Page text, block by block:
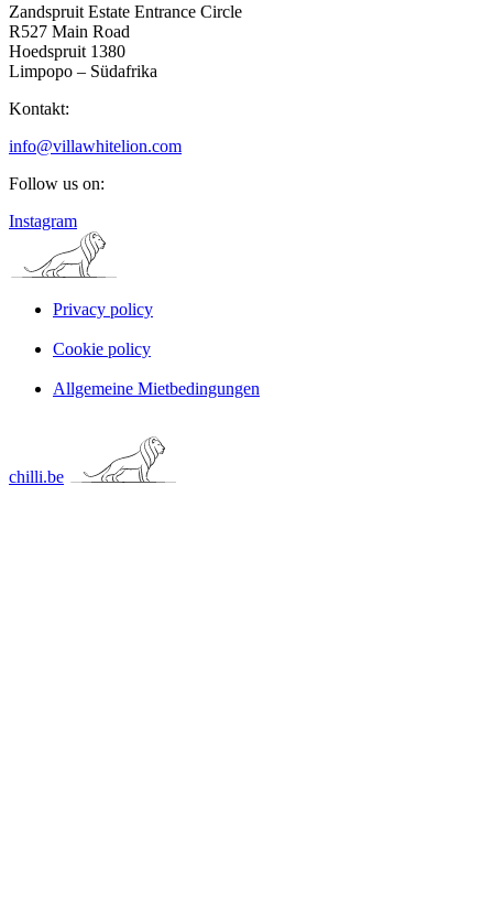
Zandspruit Estate Entrance Circle
R527 Main Road
Hoedspruit 1380
Limpopo – Südafrika
Kontakt:
info@villawhitelion.com
Follow us on:
Instagram
Privacy policy
Cookie policy
Allgemeine Mietbedingungen
chilli.be